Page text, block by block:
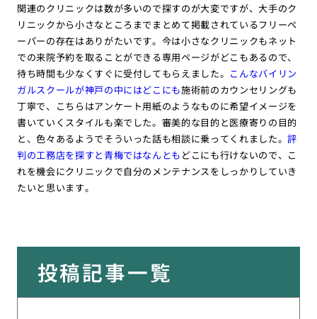
関連のクリニックは数が多いので探すのが大変ですが、大手のク
リニックから小さなところまでまとめて掲載されているフリーペ
ーパーの存在はありがたいです。今は小さなクリニックもネット
での来院予約を取ることができる専用ページがどこもあるので、
待ち時間も少なくすぐに受付してもらえました。 こんなバイリン
ガルスクールが神戸の中にはどこにも施術前のカウンセリングも
丁寧で、こちらはアンケート用紙のようなものに希望イメージを
書いていくスタイルも楽でした。審美的な目的と医療寄りの目的
と、色々あるようでそういった話も相談に乗ってくれました。評
判の工務店を探すと青梅ではなんとも どこにも行けないので、こ
れを機会にクリニックで自分のメンテナンスをしっかりしていき
たいと思います。
投稿記事一覧